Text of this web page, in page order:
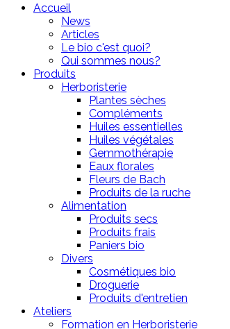
Accueil
News
Articles
Le bio c'est quoi?
Qui sommes nous?
Produits
Herboristerie
Plantes sèches
Compléments
Huiles essentielles
Huiles végétales
Gemmothérapie
Eaux florales
Fleurs de Bach
Produits de la ruche
Alimentation
Produits secs
Produits frais
Paniers bio
Divers
Cosmétiques bio
Droguerie
Produits d'entretien
Ateliers
Formation en Herboristerie